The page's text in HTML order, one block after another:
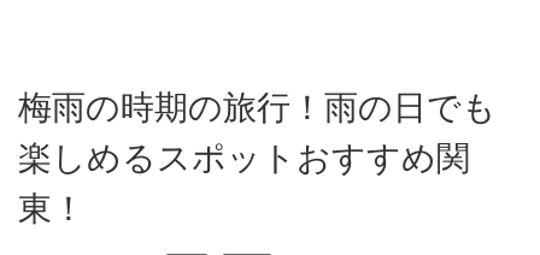
梅雨の時期の旅行！雨の日でも
楽しめるスポットおすすめ関
東！